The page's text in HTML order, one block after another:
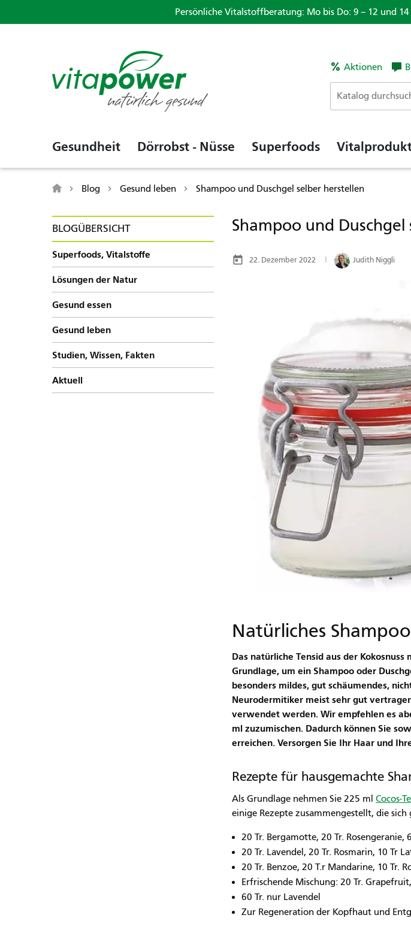
Persönliche Vitalstoffberatung: Mo bis Do: 9 – 12 und
Aktionen
Gesundheit Dörrobst - Nüsse Superfoods
Blog Gesund leben Shampoo und Duschgel selber herstellen
BLOGÜBERSICHT
Superfoods, Vitalstoffe
Lösungen der Natur
Gesund essen
Gesund leben
Studien, Wissen, Fakten
Aktuell
Shampoo und
today 22. Dezember 2022 Judith Niggli
Natürliches
Das natürliche Tensid aus der
Grundlage, um ein Shampoo oder
besonders mildes, gut schäumendes,
Neurodermitiker meist sehr gut
verwendet werden. Wir empfehlen es
ml zuzumischen. Dadurch können Sie
erreichen. Versorgen Sie Ihr Haar und
Rezepte für hausgemachte
Als Grundlage nehmen Sie 225 ml Cocos-
einige Rezepte zusammengestellt, die sich
20 Tr. Bergamotte, 20 Tr. Rosengeranie,
20 Tr. Lavendel, 20 Tr. Rosmarin, 10 Tr
20 Tr. Benzoe, 20 T.r Mandarine, 10 Tr.
Erfrischende Mischung: 20 Tr.
60 Tr. nur Lavendel
Zur Regeneration der Kopfhaut und